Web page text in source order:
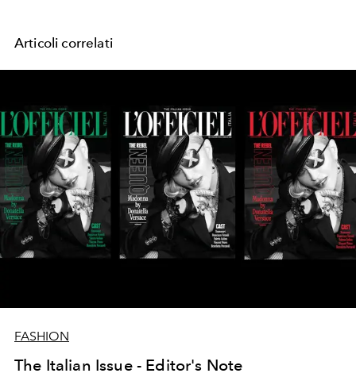
Articoli correlati
FASHION
The Italian Issue - Editor's Note